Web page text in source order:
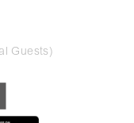
Guests)